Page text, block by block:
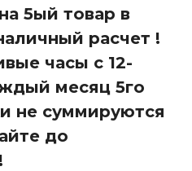
5ый товар в
расчет !
часы с 12-
месяц 5го
не суммируются
до